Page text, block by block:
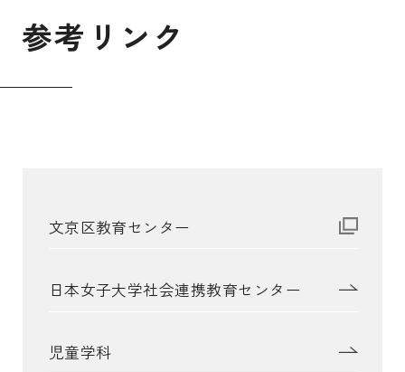
参考 リ ン ク
文京区教育センター
日本女子大学社会連携教育センター
児童学科